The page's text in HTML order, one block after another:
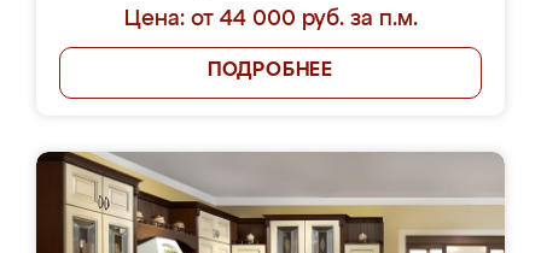
Цена: от 44 000 руб. за п.м.
ПОДРОБНЕЕ